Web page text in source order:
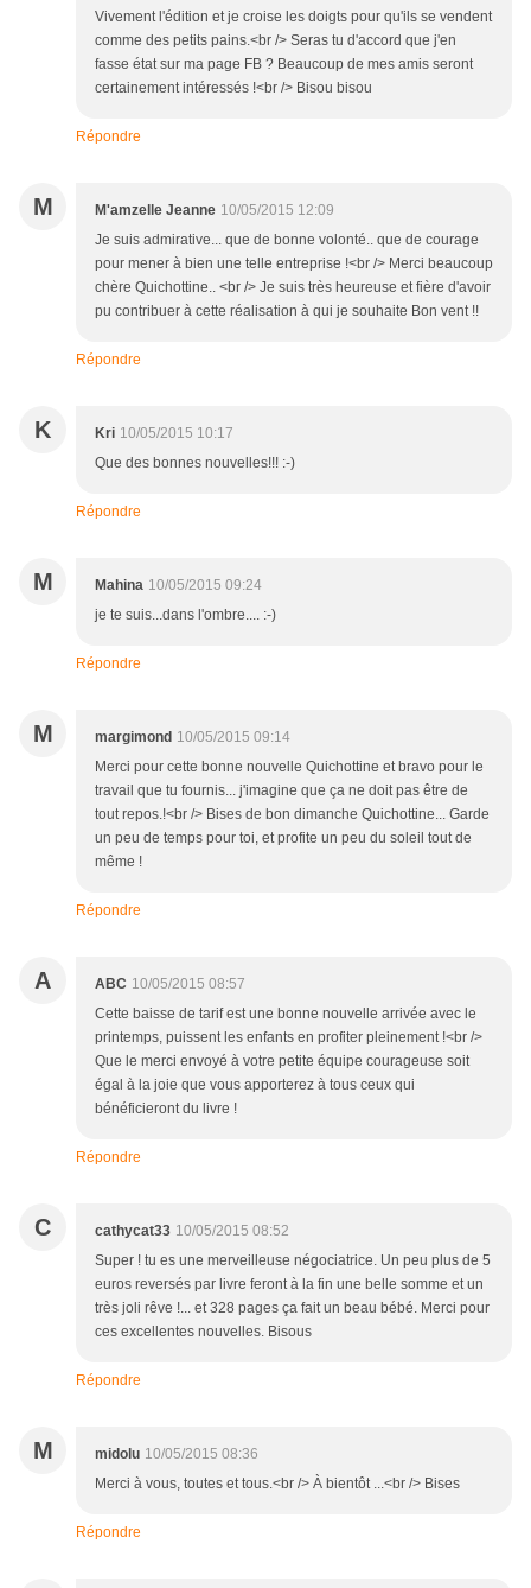
Vivement l'édition et je croise les doigts pour qu'ils se vendent
comme des petits pains.<br /> Seras tu d'accord que j'en
fasse état sur ma page FB ? Beaucoup de mes amis seront
certainement intéressés !<br /> Bisou bisou
Répondre
M M'amzelle Jeanne 10/05/2015 12:09
Je suis admirative... que de bonne volonté.. que de courage
pour mener à bien une telle entreprise !<br /> Merci beaucoup
chère Quichottine.. <br /> Je suis très heureuse et fière d'avoir
pu contribuer à cette réalisation à qui je souhaite Bon vent !!
Répondre
K Kri 10/05/2015 10:17
Que des bonnes nouvelles!!! :-)
Répondre
M Mahina 10/05/2015 09:24
je te suis...dans l'ombre.... :-)
Répondre
M margimond 10/05/2015 09:14
Merci pour cette bonne nouvelle Quichottine et bravo pour le
travail que tu fournis... j'imagine que ça ne doit pas être de
tout repos.!<br /> Bises de bon dimanche Quichottine... Garde
un peu de temps pour toi, et profite un peu du soleil tout de
même !
Répondre
A ABC 10/05/2015 08:57
Cette baisse de tarif est une bonne nouvelle arrivée avec le
printemps, puissent les enfants en profiter pleinement !<br />
Que le merci envoyé à votre petite équipe courageuse soit
égal à la joie que vous apporterez à tous ceux qui
bénéficieront du livre !
Répondre
C cathycat33 10/05/2015 08:52
Super ! tu es une merveilleuse négociatrice. Un peu plus de 5
euros reversés par livre feront à la fin une belle somme et un
très joli rêve !... et 328 pages ça fait un beau bébé. Merci pour
ces excellentes nouvelles. Bisous
Répondre
M midolu 10/05/2015 08:36
Merci à vous, toutes et tous.<br /> À bientôt ...<br /> Bises
Répondre